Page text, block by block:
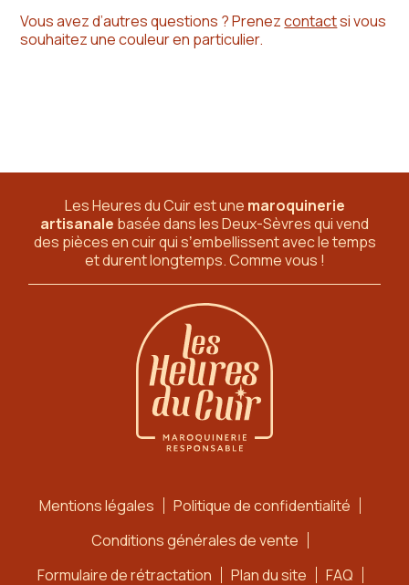
Vous avez d’autres questions ? Prenezcontactsi vous
souhaitez une couleur en particulier.
Les Heures du Cuir est une maroquinerie
artisanale basée dans les Deux-Sèvresqui vend
des pièces en cuir qui sʼembellissent avec le temps
et durent longtemps. Comme vous !
Mentions légales
Politique de confidentialité
Conditions générales de vente
Formulaire de rétractation
Plan du site FAQ